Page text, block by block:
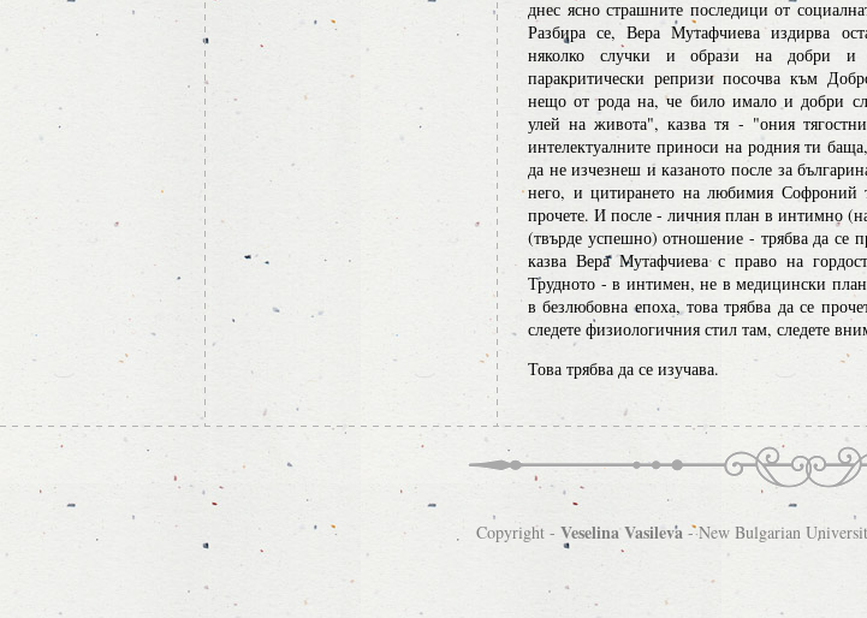
днес ясно страшните последици от
Разбира се, Вера Мутафчиева издирва
няколко случки и образи на добри и
паракритически репризи посочва към
нещо от рода на, че било имало и добри
улей на живота", казва тя - "ония
интелектуалните приноси на родния ти
да не изчезнеш и казаното после за
него, и цитирането на любимия Софроний
прочете. И после - личния план в интимно
(твърде успешно) отношение - трябва да се
казва Вера Мутафчиева с право на
Трудното - в интимен, не в медицински
в безлюбовна епоха, това трябва да се
следете физиологичния стил там, следете
Това трябва да се изучава.
Copyright - Veselina Vasileva-New Bulgarian